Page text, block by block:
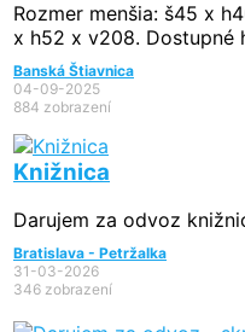
Rozmer menšia: š45 x
x h52 x v208. Dostupné
Banská Štiavnica
04-09-2025
884 zobrazení
Knižnica
Darujem za odvoz
Bratislava - Petržalka
31-03-2026
346 zobrazení